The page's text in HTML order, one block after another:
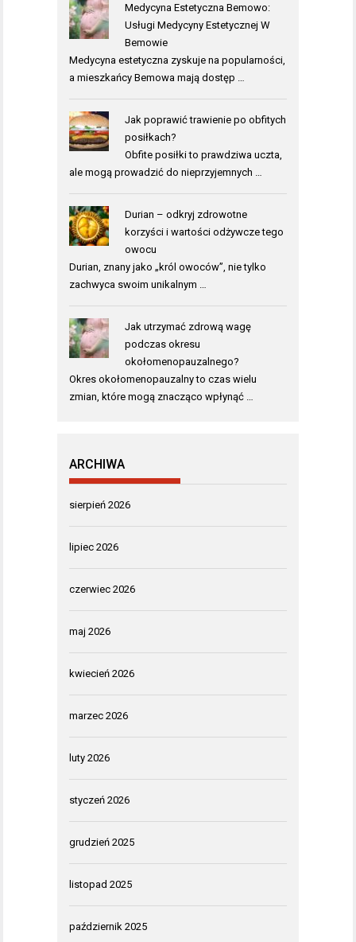
Medycyna Estetyczna Bemowo:
Usługi Medycyny Estetycznej W
Bemowie
Medycyna estetyczna zyskuje na popularności,
a mieszkańcy Bemowa mają dostęp …
Jak poprawić trawienie po obfitych
posiłkach?
Obfite posiłki to prawdziwa uczta,
ale mogą prowadzić do nieprzyjemnych …
Durian – odkryj zdrowotne
korzyści i wartości odżywcze tego
owocu
Durian, znany jako „król owoców”, nie tylko
zachwyca swoim unikalnym …
Jak utrzymać zdrową wagę
podczas okresu
okołomenopauzalnego?
Okres okołomenopauzalny to czas wielu
zmian, które mogą znacząco wpłynąć …
ARCHIWA
sierpień 2026
lipiec 2026
czerwiec 2026
maj 2026
kwiecień 2026
marzec 2026
luty 2026
styczeń 2026
grudzień 2025
listopad 2025
październik 2025